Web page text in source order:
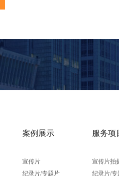
案例展示
宣传片
纪录片/专题片
服务项
宣传片拍
纪录片/专